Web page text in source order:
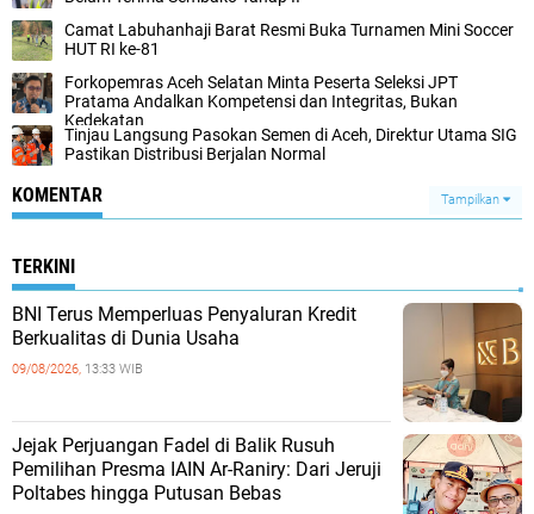
Camat Labuhanhaji Barat Resmi Buka Turnamen Mini Soccer
HUT RI ke-81
Forkopemras Aceh Selatan Minta Peserta Seleksi JPT
Pratama Andalkan Kompetensi dan Integritas, Bukan
Kedekatan
‎Tinjau Langsung Pasokan Semen di Aceh, ‎Direktur Utama SIG
Pastikan Distribusi Berjalan Normal ‎
KOMENTAR Tampilkan
TERKINI
BNI Terus Memperluas Penyaluran Kredit
Berkualitas di Dunia Usaha
09/08/2026, 13:33 WIB
Jejak Perjuangan Fadel di Balik Rusuh
Pemilihan Presma IAIN Ar-Raniry: Dari Jeruji
Poltabes hingga Putusan Bebas